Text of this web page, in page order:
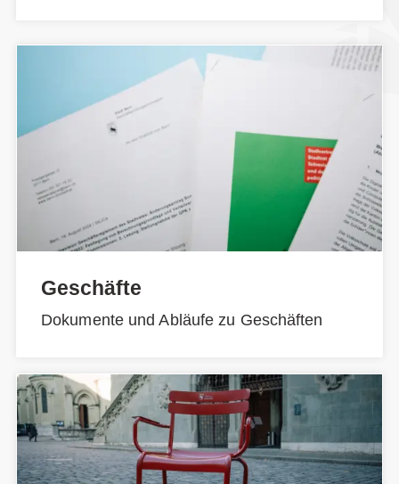
Geschäfte
Dokumente und Abläufe zu Geschäften